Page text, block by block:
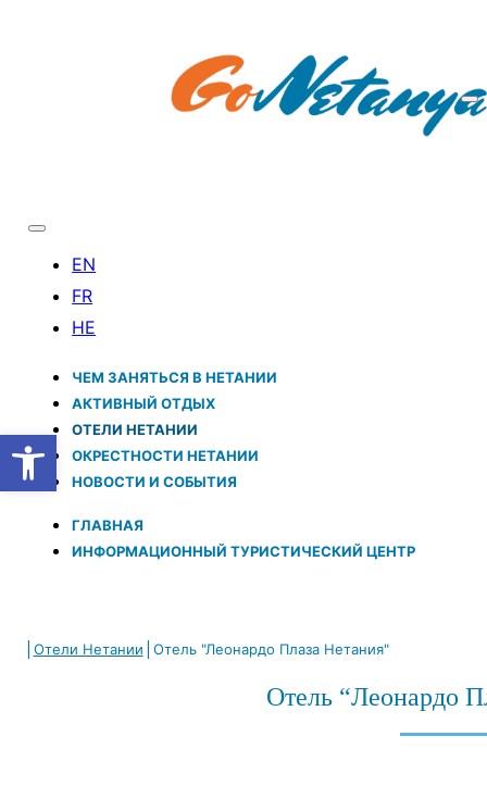
ЧЕМ ЗАНЯТЬСЯ В НЕТАНИИ
АКТИВНЫЙ ОТДЫХ
ОТЕЛИ НЕТАНИИ
ОКРЕСТНОСТИ НЕТАНИИ
НОВОСТИ И CОБЫТИЯ
ГЛАВНАЯ
ИНФОРМАЦИОННЫЙ ТУРИСТИЧЕСКИЙ ЦЕНТР
| Отели Нетании | Отель "Леонардо Плаза Нетания"
Отель “Леонардо
Открыть панель инструментов